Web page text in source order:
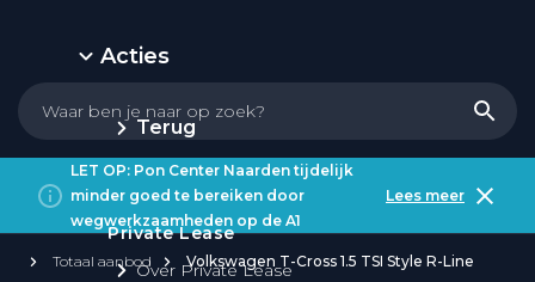
Acties
Terug
Private Lease
Over Private Lease
LET OP: Pon Center Naarden tijdelijk
minder goed te bereiken door
wegwerkzaamheden op de A1
Lees meer
Totaal aanbod Volkswagen T-Cross 1.5 TSI Style R-Line